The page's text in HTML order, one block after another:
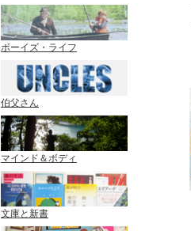
ボーイズ・ライフ
伯父さん
マインド＆ボディ
文庫と新書